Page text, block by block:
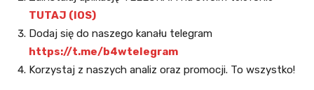
TUTAJ (IOS)
Dodaj się do naszego kanału telegram
https://t.me/b4wtelegram
Korzystaj z naszych analiz oraz promocji. To wszystko!